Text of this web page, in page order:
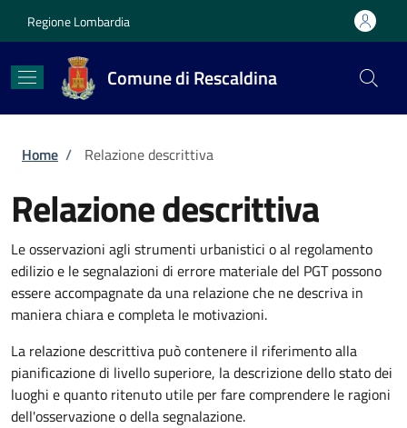
Regione Lombardia
Comune di Rescaldina
Briciole di pane
Home / Relazione descrittiva
Relazione descrittiva
Le osservazioni agli strumenti urbanistici o al regolamento
edilizio e le segnalazioni di errore materiale del PGT possono
essere accompagnate da una relazione che ne descriva in
maniera chiara e completa le motivazioni.
La relazione descrittiva può contenere il riferimento alla
pianificazione di livello superiore, la descrizione dello stato dei
luoghi e quanto ritenuto utile per fare comprendere le ragioni
dell'osservazione o della segnalazione.